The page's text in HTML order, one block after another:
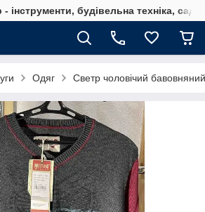
інструменти, будівельна техніка,
Одяг Светр чоловічий